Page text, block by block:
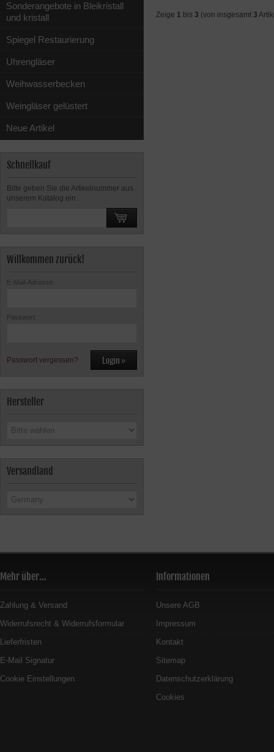
Sonderangebote in Bleikristall
und kristall
Spiegel Restaurierung
Uhrengläser
Weihwasserbecken
Weingläser gelüstert
Neue Artikel
Schnellkauf
Bitte geben Sie die Artikelnummer aus
unserem Katalog ein.
Willkommen zurück!
E-Mail-Adresse:
Passwort:
Passwort vergessen?
Hersteller
Versandland
Zeige 1 bis 3 (von insgesamt 3
Mehr über...
Zahlung & Versand
Widerrufsrecht & Widerrufsformular
Lieferfristen
E-Mail Signatur
Cookie Einstellungen
Informationen
Unsere AGB
Impressum
Kontakt
Sitemap
Datenschutzerklärung
Cookies